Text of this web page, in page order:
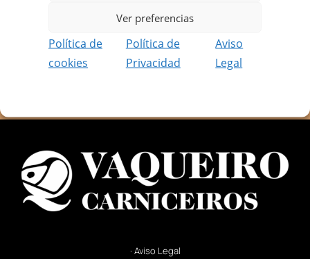
Ver preferencias
Política de
cookies
Política de
Privacidad
Aviso
Legal
Recibe ofertas únicas y exclusivas.
Además podrás disfrutar de contenido
reservado solo para socios.
· Aviso Legal